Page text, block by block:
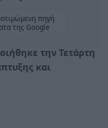
πηγή
της Google
την Τετάρτη
και